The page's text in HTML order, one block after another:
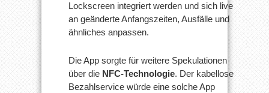
Lockscreen integriert werden und sich live
an geänderte Anfangszeiten, Ausfälle und
ähnliches anpassen.
Die App sorgte für weitere Spekulationen
über die NFC-Technologie. Der kabellose
Bezahlservice würde eine solche App